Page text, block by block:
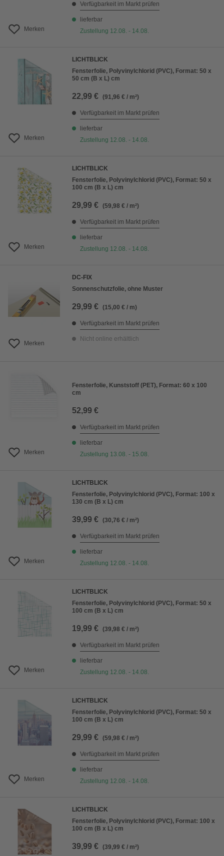
Merken
Verfügbarkeit im Markt prüfen
lieferbar
Zustellung 12.08. - 14.08.
Merken
LICHTBLICK
Fensterfolie, Polyvinylchlorid (PVC), Format: 50 x
50 cm (B x L) cm
22,99 € (91,96 € / m²)
Verfügbarkeit im Markt prüfen
lieferbar
Zustellung 12.08. - 14.08.
Merken
LICHTBLICK
Fensterfolie, Polyvinylchlorid (PVC), Format: 50 x
100 cm (B x L) cm
29,99 € (59,98 € / m²)
Verfügbarkeit im Markt prüfen
lieferbar
Zustellung 12.08. - 14.08.
Merken
DC-FIX
Sonnenschutzfolie, ohne Muster
29,99 € (15,00 € / m)
Verfügbarkeit im Markt prüfen
Nicht online erhältlich
Merken
Fensterfolie, Kunststoff (PET), Format: 60 x 100
cm
52,99 €
Verfügbarkeit im Markt prüfen
lieferbar
Zustellung 13.08. - 15.08.
Merken
LICHTBLICK
Fensterfolie, Polyvinylchlorid (PVC), Format: 100 x
130 cm (B x L) cm
39,99 € (30,76 € / m²)
Verfügbarkeit im Markt prüfen
lieferbar
Zustellung 12.08. - 14.08.
Merken
LICHTBLICK
Fensterfolie, Polyvinylchlorid (PVC), Format: 50 x
100 cm (B x L) cm
19,99 € (39,98 € / m²)
Verfügbarkeit im Markt prüfen
lieferbar
Zustellung 12.08. - 14.08.
Merken
LICHTBLICK
Fensterfolie, Polyvinylchlorid (PVC), Format: 50 x
100 cm (B x L) cm
29,99 € (59,98 € / m²)
Verfügbarkeit im Markt prüfen
lieferbar
Zustellung 12.08. - 14.08.
LICHTBLICK
Fensterfolie, Polyvinylchlorid (PVC), Format: 100 x
100 cm (B x L) cm
39,99 € (39,99 € / m²)